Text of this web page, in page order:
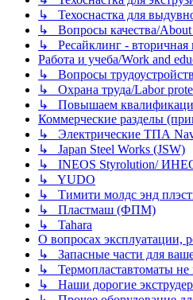
↳ Техоснастка для
↳ Вопросы качества/About
↳ Ресайклинг - вторичная
Работа и учеба/Work and
↳ Вопросы
↳ Охрана труда/Labor
↳ Повышаем
Коммерческие разделы
↳ Электрические ТПА
↳ Japan Steel Works (JSW)
↳ INEOS Styrolution/
↳ YUDO
↳ Тимити молдс энд
↳ Пластмаш (ФПМ)
↳ Tahara
О вопросах эксплуатации,
↳ Запасные части для
↳ Термопластавтоматы не
↳ Наши дорогие